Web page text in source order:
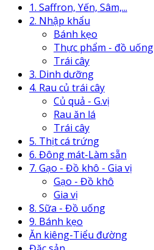
1. Saffron, Yến, Sâm,...
2. Nhập khẩu
Bánh kẹo
Thực phẩm - đồ uống
Trái cây
3. Dinh dưỡng
4. Rau củ trái cây
Củ quả - G.vị
Rau ăn lá
Trái cây
5. Thịt cá trứng
6. Đông mát-Làm sẵn
7. Gạo - Đồ khô - Gia vị
Gạo - Đồ khô
Gia vị
8. Sữa - Đồ uống
9. Bánh kẹo
Ăn kiêng-Tiểu đường